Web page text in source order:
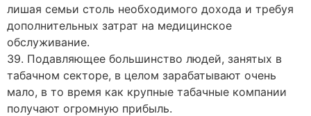
лишая семьи столь необходимого дохода и требуя
дополнительных затрат на медицинское
обслуживание.
39. Подавляющее большинство людей, занятых в
табачном секторе, в целом зарабатывают очень
мало, в то время как крупные табачные компании
получают огромную прибыль.